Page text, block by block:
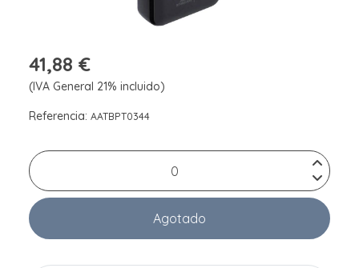
41,88 €
(IVA General 21% incluido)
Referencia: AATBPT0344
Agotado